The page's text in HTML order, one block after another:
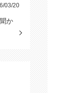
03/20
か